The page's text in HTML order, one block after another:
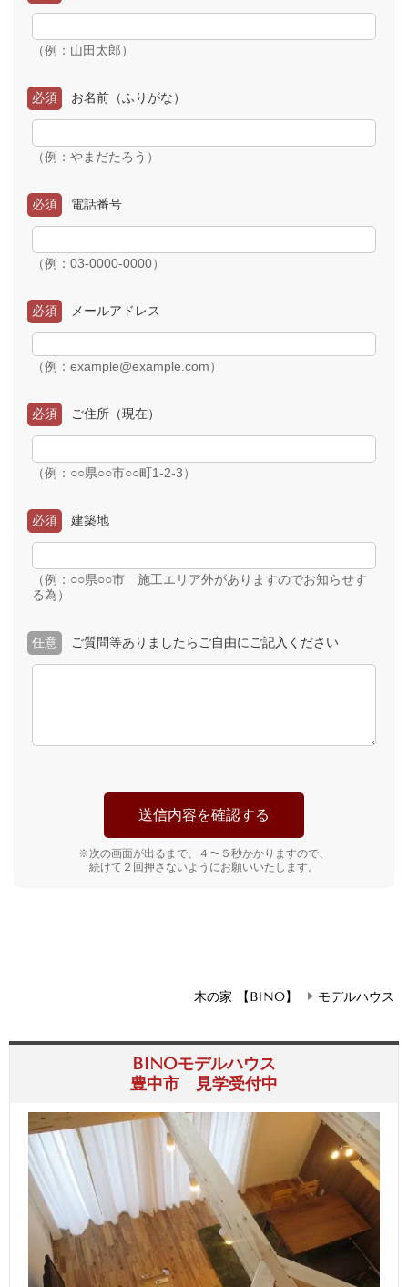
（例：山田太郎）
お名前（ふりがな）
必須
（例：やまだたろう）
電話番号
必須
（例：03-0000-0000）
メールアドレス
必須
（例：example@example.com）
ご住所（現在）
必須
（例：○○県○○市○○町1-2-3）
建築地
必須
（例：○○県○○市 施工エリア外がありますのでお知らせす
る為）
ご質問等ありましたらご自由にご記入ください
任意
※次の画面が出るまで、４〜５秒かかりますので、
続けて２回押さないようにお願いいたします。
木の家 【BINO】 モデルハウス
BINOモデルハウス
豊中市 見学受付中